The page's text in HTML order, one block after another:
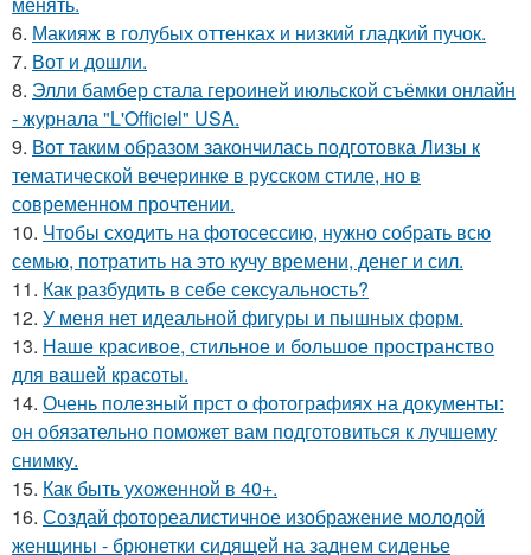
6. Макияж в голубых оттенках и низкий гладкий пучок.
7. Вот и дошли.
8. Элли бамбер стала героиней июльской съёмки онлайн
- журнала "L'Officiel" USA.
9. Вот таким образом закончилась подготовка Лизы к
тематической вечеринке в русском стиле, но в
современном прочтении.
10. Чтобы сходить на фотосессию, нужно собрать всю
семью, потратить на это кучу времени, денег и сил.
11. Как разбудить в себе сексуальность?
12. У меня нет идеальной фигуры и пышных форм.
13. Наше красивое, стильное и большое пространство
для вашей красоты.
14. Очень полезный прст о фотографиях на документы:
он обязательно поможет вам подготовиться к лучшему
снимку.
15. Как быть ухоженной в 40+.
16. Создай фотореалистичное изображение молодой
женщины - брюнетки сидящей на заднем сиденье